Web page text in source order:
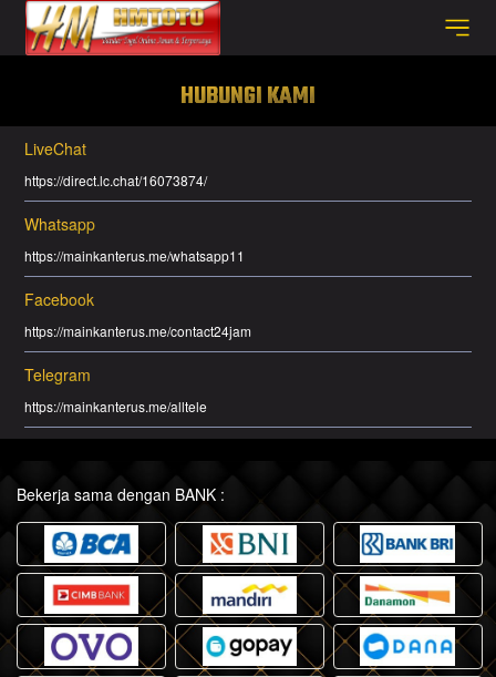
HUBUNGI KAMI
LiveChat
https://direct.lc.chat/16073874/
Whatsapp
https://mainkanterus.me/whatsapp11
Facebook
https://mainkanterus.me/contact24jam
Telegram
https://mainkanterus.me/alltele
Bekerja sama dengan BANK :